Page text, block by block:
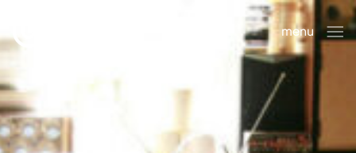
menu
fermer